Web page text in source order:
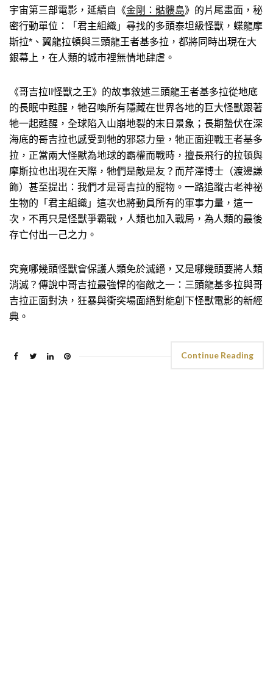
宇宙第三部電影，延續自《金剛：骷髏島》的片尾畫面，秘
密行動單位：「君主組織」尋找的多頭泰坦級怪獸，蝶龍摩
斯拉*、翼龍拉頓與三頭龍王者基多拉，都將同時出現在大
銀幕上，在人類的城市裡無情地肆虐。
《哥吉拉II怪獸之王》的故事敘述三頭龍王者基多拉從地底
的長眠中甦醒，牠召喚所有隱藏在世界各地的巨大怪獸跟著
牠一起甦醒，全球陷入山崩地裂的末日景象；長期蟄伏在深
海底的哥吉拉也感受到牠的邪惡力量，牠正面迎戰王者基多
拉，正當兩大怪獸為地球的霸權而戰時，擅長飛行的拉頓與
摩斯拉也出現在天際，牠們是敵是友？而芹澤博士（渡邊謙
飾）甚至提出：我們才是哥吉拉的寵物。一路追蹤古老神祕
生物的「君主組織」這次也將動員所有的軍事力量，這一
次，不再只是怪獸爭霸戰，人類也加入戰局，為人類的最後
存亡付出一己之力。
究竟哪幾頭怪獸會保護人類免於滅絕，又是哪幾頭要將人類
消滅？傳說中哥吉拉最強悍的宿敵之一：三頭龍基多拉與哥
吉拉正面對決，狂暴與衝突場面絕對能創下怪獸電影的新經
典。
Continue Reading